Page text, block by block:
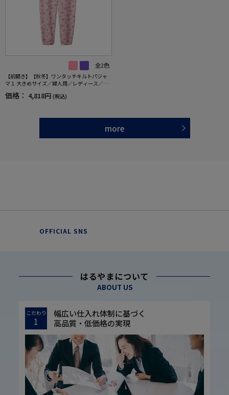
全2色
【前開き】【秋冬】ワンタッチキルトパジャ
マ１ 大きめサイズ／婦人用／レディース／シ
レゼント 【CF】
価格： 4,818円 (税込)
more
OFFICIAL SNS
はるやまについて
ABOUT US
こだわり
1
幅広い仕入れ体制に基づく
高品質・低価格の実現